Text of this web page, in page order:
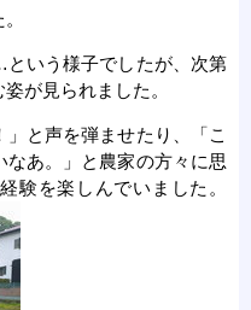
いう様子でしたが、次第
が見られました。
」と声を弾ませたり、「こ
あ。」と農家の方々に思
験を楽しんでいました。